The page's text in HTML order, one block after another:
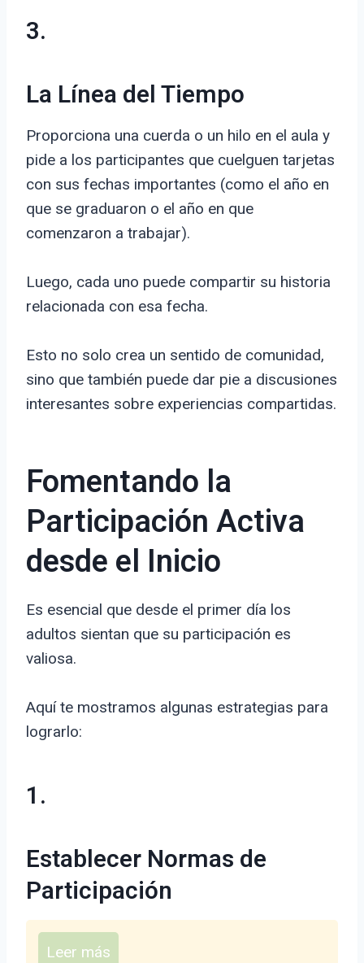
3.
La Línea del Tiempo
Proporciona una cuerda o un hilo en el aula y
pide a los participantes que cuelguen tarjetas
con sus fechas importantes (como el año en
que se graduaron o el año en que
comenzaron a trabajar).
Luego, cada uno puede compartir su historia
relacionada con esa fecha.
Esto no solo crea un sentido de comunidad,
sino que también puede dar pie a discusiones
interesantes sobre experiencias compartidas.
Fomentando la
Participación Activa
desde el Inicio
Es esencial que desde el primer día los
adultos sientan que su participación es
valiosa.
Aquí te mostramos algunas estrategias para
lograrlo:
1.
Establecer Normas de
Participación
Leer más